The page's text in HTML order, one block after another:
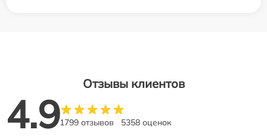
Отзывы клиентов
4.91799 отзывов 5358 оценок